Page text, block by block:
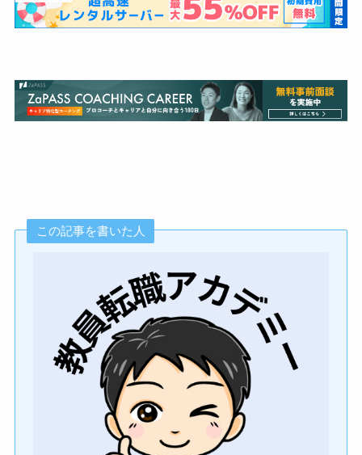
この記事を書いた人